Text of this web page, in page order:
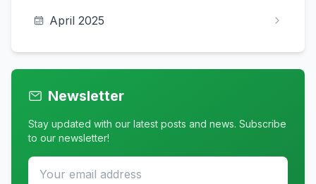
April 2025
Newsletter
Stay updated with our latest posts and news. Subscribe
to our newsletter!